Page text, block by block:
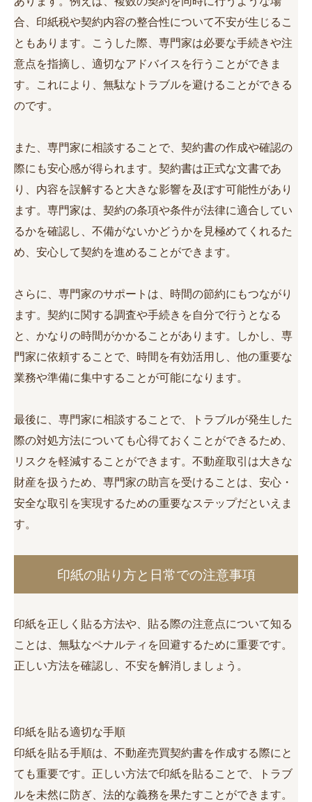
合、印紙税や契約内容の整合性について不安が生じるこ
ともあります。こうした際、専門家は必要な手続きや注
意点を指摘し、適切なアドバイスを行うことができま
す。これにより、無駄なトラブルを避けることができる
のです。
また、専門家に相談することで、契約書の作成や確認の
際にも安心感が得られます。契約書は正式な文書であ
り、内容を誤解すると大きな影響を及ぼす可能性があり
ます。専門家は、契約の条項や条件が法律に適合してい
るかを確認し、不備がないかどうかを見極めてくれるた
め、安心して契約を進めることができます。
さらに、専門家のサポートは、時間の節約にもつながり
ます。契約に関する調査や手続きを自分で行うとなる
と、かなりの時間がかかることがあります。しかし、専
門家に依頼することで、時間を有効活用し、他の重要な
業務や準備に集中することが可能になります。
最後に、専門家に相談することで、トラブルが発生した
際の対処方法についても心得ておくことができるため、
リスクを軽減することができます。不動産取引は大きな
財産を扱うため、専門家の助言を受けることは、安心・
安全な取引を実現するための重要なステップだといえま
す。
印紙の貼り方と日常での注意事項
印紙を正しく貼る方法や、貼る際の注意点について知る
ことは、無駄なペナルティを回避するために重要です。
正しい方法を確認し、不安を解消しましょう。
印紙を貼る適切な手順
印紙を貼る手順は、不動産売買契約書を作成する際にと
ても重要です。正しい方法で印紙を貼ることで、トラブ
ルを未然に防ぎ、法的な義務を果たすことができます。